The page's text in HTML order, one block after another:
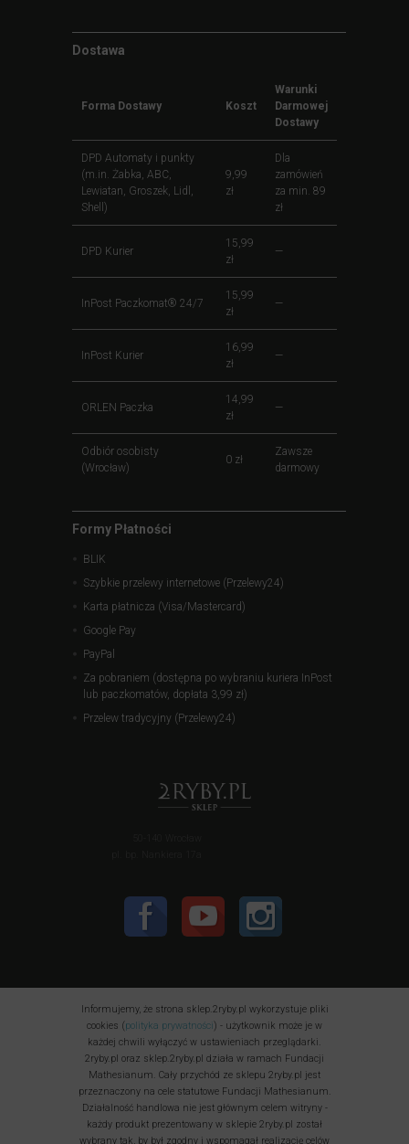
Dostawa
Forma Dostawy Koszt
Warunki
Darmowej
Dostawy
DPD Automaty i punkty
(m.in. Żabka, ABC,
Lewiatan, Groszek, Lidl,
Shell)
9,99
zł
Dla
zamówień
za min. 89
zł
DPD Kurier
15,99
zł
—
InPost Paczkomat® 24/7
15,99
zł
—
InPost Kurier
16,99
zł
—
ORLEN Paczka
14,99
zł
—
Odbiór osobisty
(Wrocław)
0 zł
Zawsze
darmowy
Formy Płatności
BLIK
Szybkie przelewy internetowe (Przelewy24)
Karta płatnicza (Visa/Mastercard)
Google Pay
PayPal
Za pobraniem (dostępna po wybraniu kuriera InPost
lub paczkomatów, dopłata 3,99 zł)
Przelew tradycyjny (Przelewy24)
Informujemy, że strona sklep.2ryby.pl wykorzystuje pliki
cookies (polityka prywatności) - użytkownik może je w
każdej chwili wyłączyć w ustawieniach przeglądarki.
2ryby.pl oraz sklep.2ryby.pl działa w ramach Fundacji
Mathesianum. Cały przychód ze sklepu 2ryby.pl jest
przeznaczony na cele statutowe Fundacji Mathesianum.
Działalność handlowa nie jest głównym celem witryny -
każdy produkt prezentowany w sklepie 2ryby.pl został
wybrany tak, by był zgodny i wspomagał realizację celów